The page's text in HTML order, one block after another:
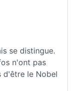
se distingue.
n'ont pas
d'être le Nobel